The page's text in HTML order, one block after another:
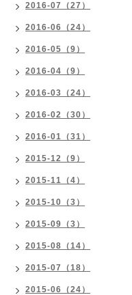
2016-07（27）
2016-06（24）
2016-05（9）
2016-04（9）
2016-03（24）
2016-02（30）
2016-01（31）
2015-12（9）
2015-11（4）
2015-10（3）
2015-09（3）
2015-08（14）
2015-07（18）
2015-06（24）